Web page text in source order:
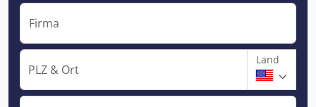
Firma
PLZ & Ort
Land